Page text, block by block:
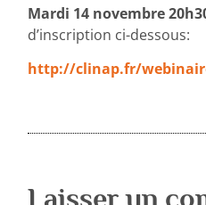
Mardi 14 novembre
d’inscription ci-dessous:
http://clinap.fr/
Laisser un